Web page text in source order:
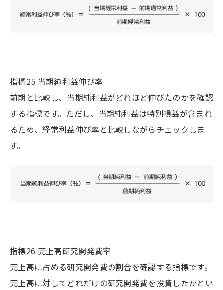
指標25 当期純利益伸び率
前期と比較し、当期純利益がどれほど伸びたのかを確認
する指標です。ただし、当期純利益は特別損益が含まれ
るため、経常利益伸び率と比較しながらチェックしま
す。
指標26 売上高研究開発費率
売上高に占める研究開発費の割合を確認する指標です。
売上高に対してどれだけの研究開発費を投資したかとい